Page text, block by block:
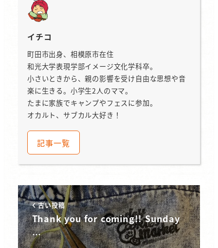
イチコ
町田市出身、相模原市在住
和光大学表現学部イメージ文化学科卒。
小さいときから、親の影響を受け自由な思想や音
楽に生きる。小学生2人のママ。
たまに家族でキャンプやフェスに参加。
オカルト、サブカル大好き！
記事一覧
古い投稿
Thank you for coming!! Sunday
…